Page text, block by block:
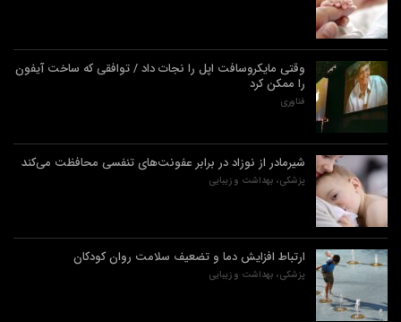
وقتی مایکروسافت اپل را نجات داد / توافقی که ساخت آیفون
را ممکن کرد
فناوری
شیرمادر از نوزاد در برابر عفونت‌های تنفسی محافظت می‌کند
پزشکی، بهداشت و زیبایی
ارتباط افزایش دما و تضعیف سلامت روان کودکان
پزشکی، بهداشت و زیبایی